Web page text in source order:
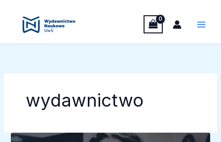
wydawnictwo